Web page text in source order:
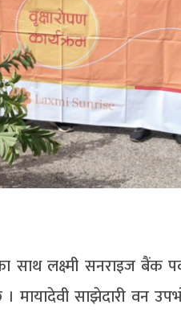
साथ लक्ष्मी सनराइज
मायादेवी साझेदारी वन